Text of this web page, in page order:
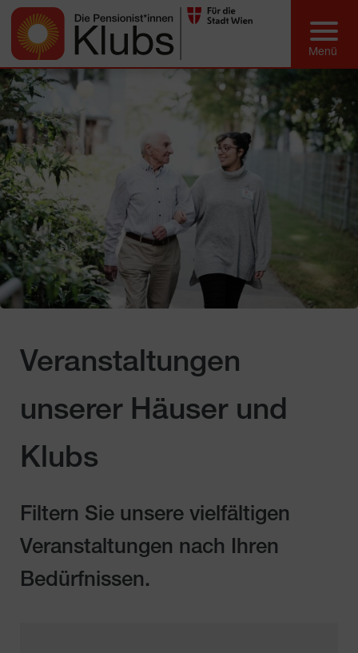
Veranstaltungen
unserer Häuser und
Klubs
Filtern Sie unsere vielfältigen
Veranstaltungen nach Ihren
Bedürfnissen.